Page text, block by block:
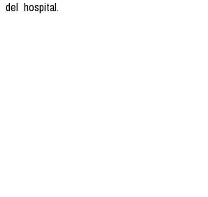
del hospital.